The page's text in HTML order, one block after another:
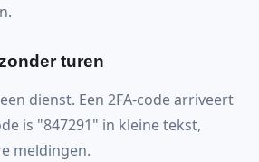
turen
dienst. Een 2FA-code arriveert
is "847291" in kleine tekst,
meldingen.